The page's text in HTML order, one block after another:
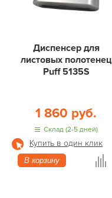
Диспенсер для
листовых полотенец
Puff 5135S
1 860 руб.
Склад (2-5 дней)
Купить в один клик
В корзину